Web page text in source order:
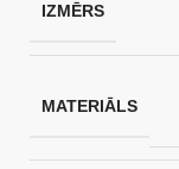
IZMĒRS
MATERIĀLS